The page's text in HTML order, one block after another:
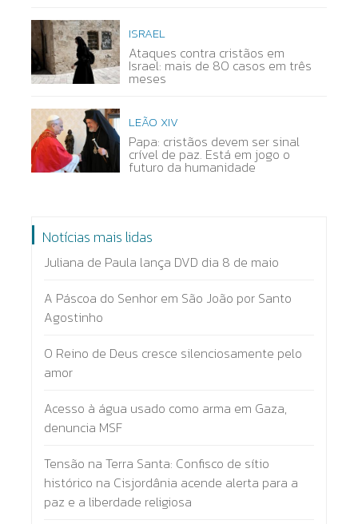
ISRAEL
Ataques contra cristãos em
Israel: mais de 80 casos em três
meses
LEÃO XIV
Papa: cristãos devem ser sinal
crível de paz. Está em jogo o
futuro da humanidade
Notícias mais lidas
Juliana de Paula lança DVD dia 8 de maio
A Páscoa do Senhor em São João por Santo
Agostinho
O Reino de Deus cresce silenciosamente pelo
amor
Acesso à água usado como arma em Gaza,
denuncia MSF
Tensão na Terra Santa: Confisco de sítio
histórico na Cisjordânia acende alerta para a
paz e a liberdade religiosa